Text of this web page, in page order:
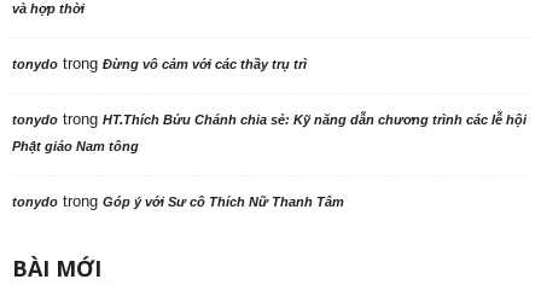
và hợp thời
tonydo trong Đừng vô cảm với các thầy trụ trì
tonydo trong HT.Thích Bửu Chánh chia sẻ: Kỹ năng dẫn chương trình các lễ hội
Phật giáo Nam tông
tonydo trong Góp ý với Sư cô Thích Nữ Thanh Tâm
BÀI MỚI